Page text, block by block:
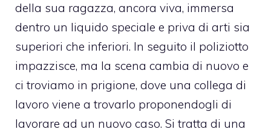
della sua ragazza, ancora viva, immersa
dentro un liquido speciale e priva di arti sia
superiori che inferiori. In seguito il poliziotto
impazzisce, ma la scena cambia di nuovo e
ci troviamo in prigione, dove una collega di
lavoro viene a trovarlo proponendogli di
lavorare ad un nuovo caso. Si tratta di una